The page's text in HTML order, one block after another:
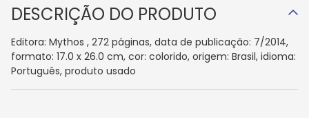
DESCRIÇÃO DO PRODUTO
Editora: Mythos , 272 páginas, data de publicação: 7/2014,
formato: 17.0 x 26.0 cm, cor: colorido, origem: Brasil, idioma:
Português, produto usado